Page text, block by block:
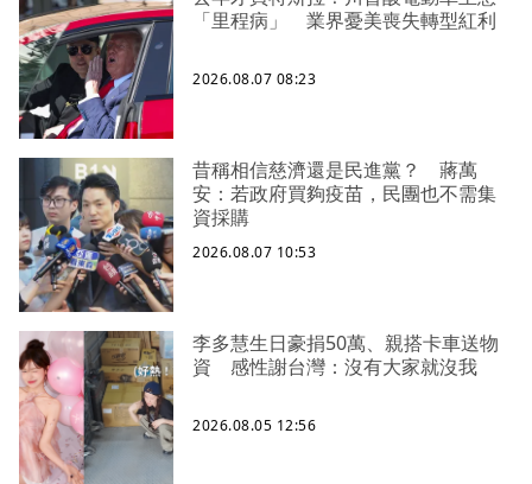
「里程病」 業界憂美喪失轉型紅利
2026.08.07 08:23
昔稱相信慈濟還是民進黨？ 蔣萬
安：若政府買夠疫苗，民團也不需集
資採購
2026.08.07 10:53
李多慧生日豪捐50萬、親搭卡車送物
資 感性謝台灣：沒有大家就沒我
2026.08.05 12:56